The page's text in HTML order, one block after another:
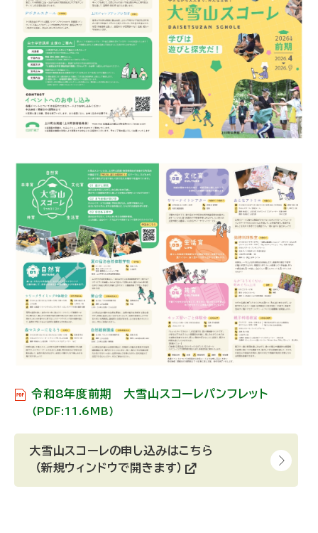
令和8年度前期 大雪山スコーレパンフレット
（PDF:11.6MB）
大雪山スコーレの申し込みはこちら
（新規ウィンドウで開きます）